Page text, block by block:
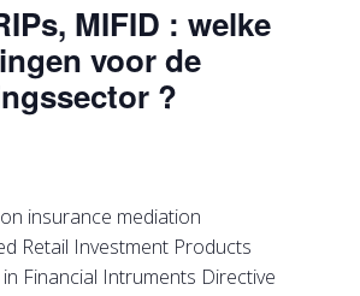
MIFID : welke
voor de
?
insurance mediation
Retail Investment Products
Financial Intruments Directive